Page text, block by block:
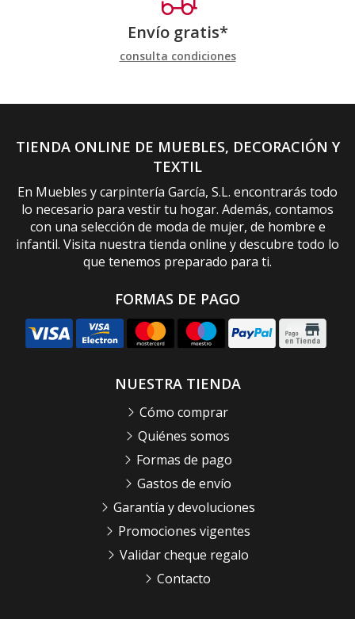
Envío gratis*
consulta condiciones
TIENDA ONLINE DE MUEBLES, DECORACIÓN Y
TEXTIL
En Muebles y carpintería García, S.L. encontrarás todo
lo necesario para vestir tu hogar. Además, contamos
con una selección de moda de mujer, de hombre e
infantil. Visita nuestra tienda online y descubre todo lo
que tenemos preparado para ti.
FORMAS DE PAGO
NUESTRA TIENDA
Cómo comprar
Quiénes somos
Formas de pago
Gastos de envío
Garantía y devoluciones
Promociones vigentes
Validar cheque regalo
Contacto